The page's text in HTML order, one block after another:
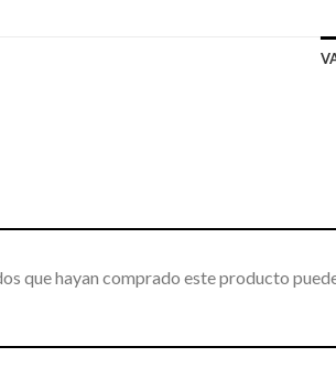
que hayan comprado este producto